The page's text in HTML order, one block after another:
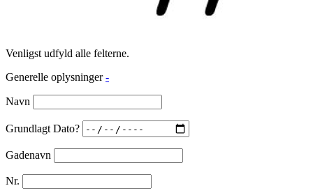
Venligst udfyld alle felterne.
Generelle oplysninger -
Navn
Grundlagt Dato?
Gadenavn
Nr.